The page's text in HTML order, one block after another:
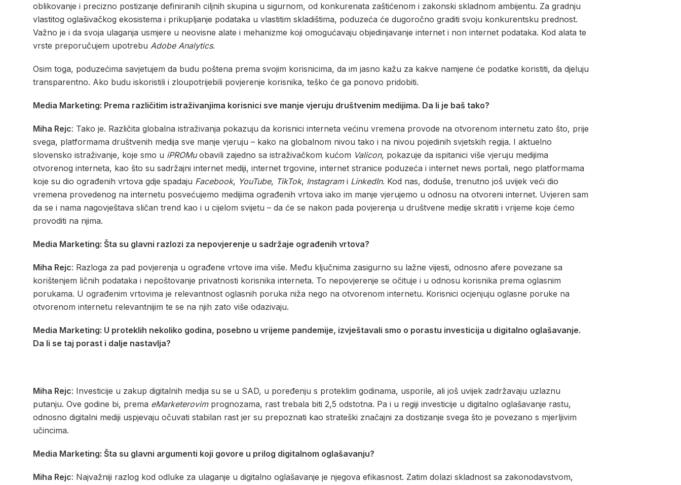
oblikovanje i precizno postizanje definiranih ciljnih skupina u sigurnom, od konkurenata zaštićenom i zakonski skladnom ambijentu. Za gradnju
vlastitog oglašivačkog ekosistema i prikupljanje podataka u vlastitim skladištima, poduzeća će dugoročno graditi svoju konkurentsku prednost.
Važno je i da svoja ulaganja usmjere u neovisne alate i mehanizme koji omogućavaju objedinjavanje internet i non internet podataka. Kod alata te
vrste preporučujem upotrebu Adobe Analytics.
Osim toga, poduzećima savjetujem da budu poštena prema svojim korisnicima, da im jasno kažu za kakve namjene će podatke koristiti, da djeluju
transparentno. Ako budu iskoristili i zloupotrijebili povjerenje korisnika, teško će ga ponovo pridobiti.
Media Marketing: Prema različitim istraživanjima korisnici sve manje vjeruju društvenim medijima. Da li je baš tako?
Miha Rejc: Tako je. Različita globalna istraživanja pokazuju da korisnici interneta većinu vremena provode na otvorenom internetu zato što, prije
svega, platformama društvenih medija sve manje vjeruju – kako na globalnom nivou tako i na nivou pojedinih svjetskih regija. I aktuelno
slovensko istraživanje, koje smo u iPROMuobavili zajedno sa istraživačkom kućom Valicon, pokazuje da ispitanici više vjeruju medijima
otvorenog interneta, kao što su sadržajni internet mediji, internet trgovine, internet stranice poduzeća i internet news portali, nego platformama
koje su dio ograđenih vrtova gdje spadaju Facebook, YouTube, TikTok, Instagrami LinkedIn. Kod nas, doduše, trenutno još uvijek veći dio
vremena provedenog na internetu posvećujemo medijima ograđenih vrtova iako im manje vjerujemo u odnosu na otvoreni internet. Uvjeren sam
da se i nama nagovještava sličan trend kao i u cijelom svijetu – da će se nakon pada povjerenja u društvene medije skratiti i vrijeme koje ćemo
provoditi na njima.
Media Marketing: Šta su glavni razlozi za nepovjerenje u sadržaje ograđenih vrtova?
Miha Rejc: Razloga za pad povjerenja u ograđene vrtove ima više. Među ključnima zasigurno su lažne vijesti, odnosno afere povezane sa
korištenjem ličnih podataka i nepoštovanje privatnosti korisnika interneta. To nepovjerenje se očituje i u odnosu korisnika prema oglasnim
porukama. U ograđenim vrtovima je relevantnost oglasnih poruka niža nego na otvorenom internetu. Korisnici ocjenjuju oglasne poruke na
otvorenom internetu relevantnijim te se na njih zato više odazivaju.
Media Marketing: U proteklih nekoliko godina, posebno u vrijeme pandemije, izvještavali smo o porastu investicija u digitalno oglašavanje.
Da li se taj porast i dalje nastavlja?
Miha Rejc: Investicije u zakup digitalnih medija su se u SAD, u poređenju s proteklim godinama, usporile, ali još uvijek zadržavaju uzlaznu
putanju. Ove godine bi, prema eMarketerovimprognozama, rast trebala biti 2,5 odstotna. Pa i u regiji investicije u digitalno oglašavanje rastu,
odnosno digitalni mediji uspjevaju očuvati stabilan rast jer su prepoznati kao strateški značajni za dostizanje svega što je povezano s mjerljivim
učincima.
Media Marketing: Šta su glavni argumenti koji govore u prilog digitalnom oglašavanju?
Miha Rejc: Najvažniji razlog kod odluke za ulaganje u digitalno oglašavanje je njegova efikasnost. Zatim dolazi skladnost sa zakonodavstvom,